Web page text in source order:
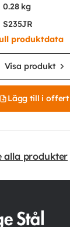
0.28 kg
S235JR
produktdata
Visa produkt
Lägg till i offert
alla produkter